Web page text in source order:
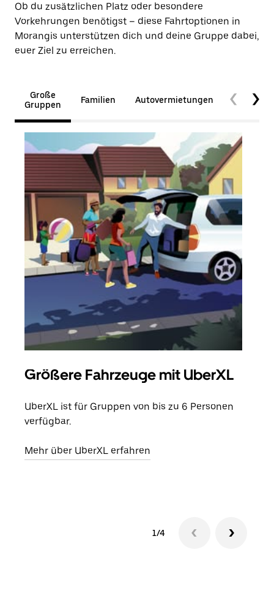
Ob du zusätzlichen Platz oder besondere
Vorkehrungen benötigst – diese Fahrtoptionen in
Morangis unterstützen dich und deine Gruppe dabei,
euer Ziel zu erreichen.
Große
Gruppen
Familien Autovermietungen
Größere Fahrzeuge mit UberXL
UberXL ist für Gruppen von bis zu 6 Personen
verfügbar.
Mehr über UberXL erfahren
1/4